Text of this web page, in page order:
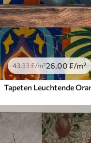
43.33₣/m²26.00 ₣/m²